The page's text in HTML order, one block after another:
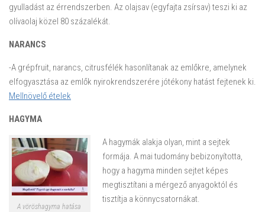
gyulladást az érrendszerben. Az olajsav (egyfajta zsírsav) teszi ki az
olívaolaj közel 80 százalékát.
NARANCS
-A grépfruit, narancs, citrusfélék hasonlítanak az emlőkre, amelynek
elfogyasztása az emlők nyirokrendszerére jótékony hatást fejtenek ki.
Mellnövelő ételek
HAGYMA
A vöröshagyma hatása
A hagymák alakja olyan, mint a sejtek
formája. A mai tudomány bebizonyította,
hogy a hagyma minden sejtet képes
megtisztítani a mérgező anyagoktól és
tisztítja a könnycsatornákat.